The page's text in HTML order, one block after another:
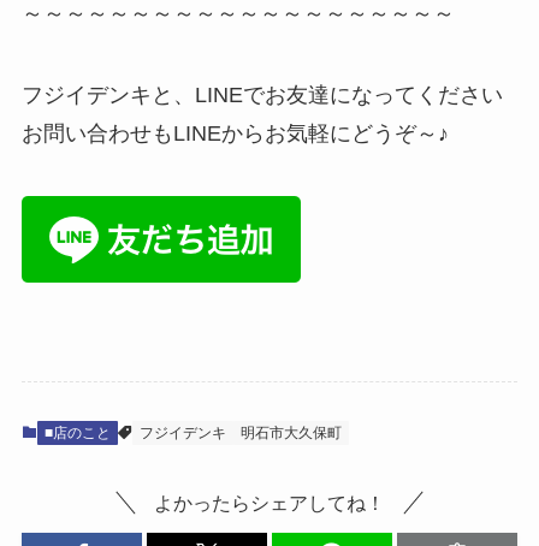
～～～～～～～～～～～～～～～～～～～～
フジイデンキと、LINEでお友達になってください
お問い合わせもLINEからお気軽にどうぞ～♪
■店のこと フジイデンキ 明石市大久保町
よかったらシェアしてね！